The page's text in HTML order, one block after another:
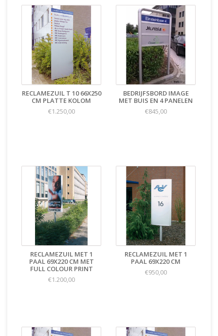
RECLAMEZUIL T 10 66X250
CM PLATTE KOLOM
€1.250,00
BEDRIJFSBORD IMAGE
MET BUIS EN 4 PANELEN
€845,00
RECLAMEZUIL MET 1
PAAL 69X220 CM MET
FULL COLOUR PRINT
€1.200,00
RECLAMEZUIL MET 1
PAAL 69X220 CM
€950,00